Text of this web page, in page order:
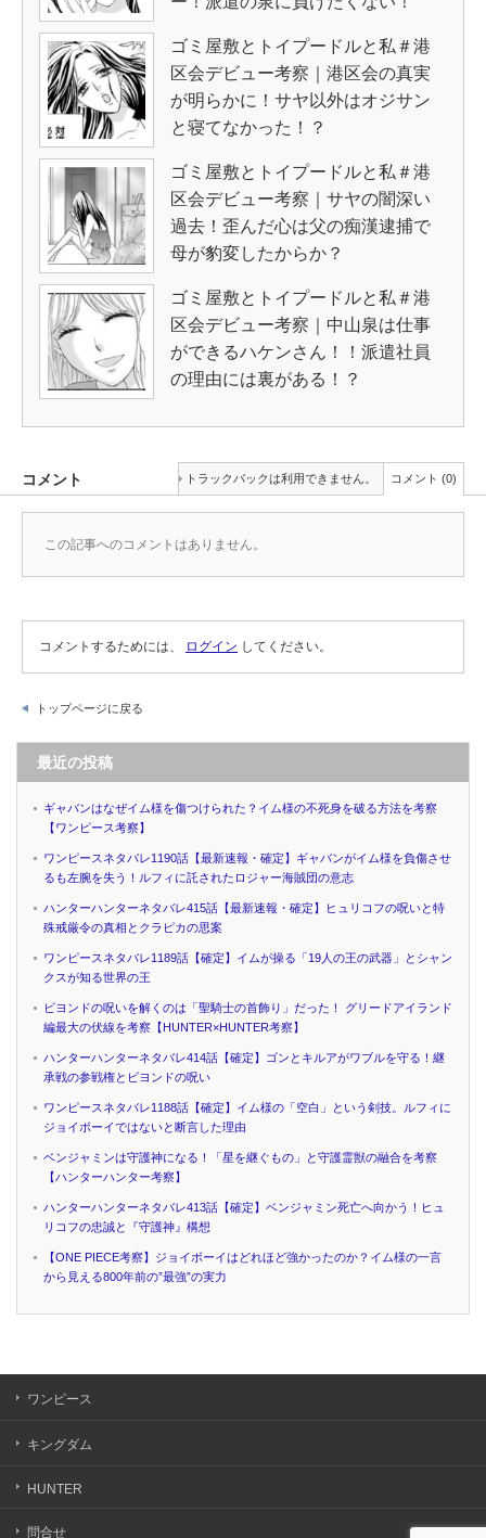
ゴミ屋敷とトイプードルと私＃港
区会デビュー考察｜港区会の真実
が明らかに！サヤ以外はオジサン
と寝てなかった！？
ゴミ屋敷とトイプードルと私＃港
区会デビュー考察｜サヤの闇深い
過去！歪んだ心は父の痴漢逮捕で
母が豹変したからか？
ゴミ屋敷とトイプードルと私＃港
区会デビュー考察｜中山泉は仕事
ができるハケンさん！！派遣社員
の理由には裏がある！？
コメント トラックバックは利用できません。 コメント (0)
この記事へのコメントはありません。
コメントするためには、 ログイン してください。
トップページに戻る
最近の投稿
ギャバンはなぜイム様を傷つけられた？イム様の不死身を破る方法を考察
【ワンピース考察】
ワンピースネタバレ1190話【最新速報・確定】ギャバンがイム様を負傷させ
るも左腕を失う！ルフィに託されたロジャー海賊団の意志
ハンターハンターネタバレ415話【最新速報・確定】ヒュリコフの呪いと特
殊戒厳令の真相とクラピカの思案
ワンピースネタバレ1189話【確定】イムが操る「19人の王の武器」とシャン
クスが知る世界の王
ビヨンドの呪いを解くのは「聖騎士の首飾り」だった！ グリードアイランド
編最大の伏線を考察【HUNTER×HUNTER考察】
ハンターハンターネタバレ414話【確定】ゴンとキルアがワブルを守る！継
承戦の参戦権とビヨンドの呪い
ワンピースネタバレ1188話【確定】イム様の「空白」という剣技。ルフィに
ジョイボーイではないと断言した理由
ベンジャミンは守護神になる！「星を継ぐもの」と守護霊獣の融合を考察
【ハンターハンター考察】
ハンターハンターネタバレ413話【確定】ベンジャミン死亡へ向かう！ヒュ
リコフの忠誠と『守護神』構想
【ONE PIECE考察】ジョイボーイはどれほど強かったのか？イム様の一言
から見える800年前の”最強”の実力
ワンピース
キングダム
HUNTER
問合せ